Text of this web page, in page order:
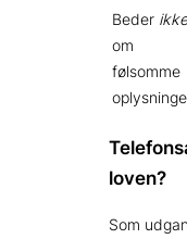
Beder ikke
om
følsomme
loven?
Som